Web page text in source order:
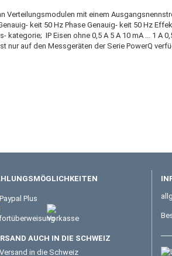
mit einem
keit 50 Hz Phase Genauig- keit 50 Hz
IP Eisen ohne 0,5 A 5 A 10 mA ... 1 A
nur auf den Messgeräten der Serie PowerQ
AUCH IN DIE SCHWEIZ